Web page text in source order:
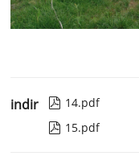
indir  14.pdf
 15.pdf